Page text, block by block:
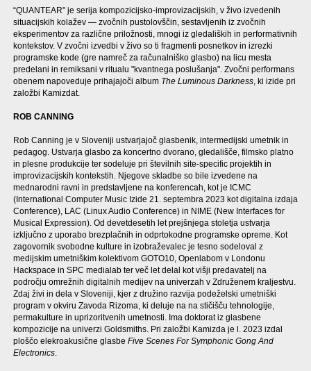
“QUANTEAR" je serija kompozicijsko-improvizacijskih, v živo izvedenih
situacijskih kolažev — zvočnih pustolovščin, sestavljenih iz zvočnih
eksperimentov za različne priložnosti, mnogi iz gledaliških in performativnih
kontekstov. V zvočni izvedbi v živo so ti fragmenti posnetkov in izrezki
programske kode (gre namreč za računalniško glasbo) na licu mesta
predelani in remiksani v ritualu "kvantnega poslušanja". Zvočni performans
obenem napoveduje prihajajoči album The Luminous Darkness, ki izide pri
založbi Kamizdat.
ROB CANNING
Rob Canning je v Sloveniji ustvarjajoč glasbenik, intermedijski umetnik in
pedagog. Ustvarja glasbo za koncertno dvorano, gledališče, filmsko platno
in plesne produkcije ter sodeluje pri številnih site-specific projektih in
improvizacijskih kontekstih. Njegove skladbe so bile izvedene na
mednarodni ravni in predstavljene na konferencah, kot je ICMC
(International Computer Music Izide 21. septembra 2023 kot digitalna izdaja
Conference), LAC (Linux Audio Conference) in NIME (New Interfaces for
Musical Expression). Od devetdesetih let prejšnjega stoletja ustvarja
izključno z uporabo brezplačnih in odprtokodne programske opreme. Kot
zagovornik svobodne kulture in izobraževalec je tesno sodeloval z
medijskim umetniškim kolektivom GOTO10, Openlabom v Londonu
Hackspace in SPC medialab ter več let delal kot višji predavatelj na
področju omrežnih digitalnih medijev na univerzah v Združenem kraljestvu.
Zdaj živi in dela v Sloveniji, kjer z družino razvija podeželski umetniški
program v okviru Zavoda Rizoma, ki deluje na na stičišču tehnologije,
permakulture in uprizoritvenih umetnosti. Ima doktorat iz glasbene
kompozicije na univerzi Goldsmiths. Pri založbi Kamizda je l. 2023 izdal
ploščo elekroakusične glasbe Five Scenes For Symphonic Gong And
Electronics.